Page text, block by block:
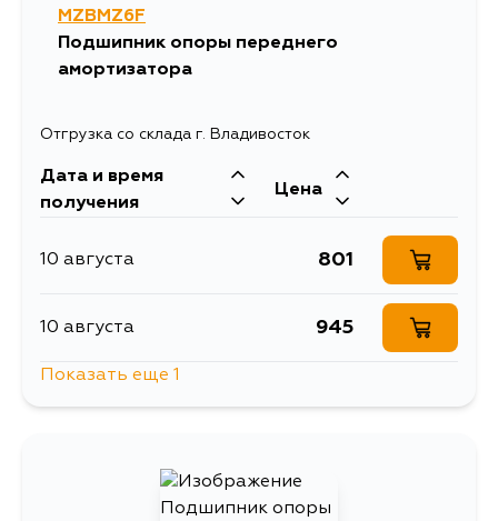
MZBMZ6F
Подшипник опоры переднего
амортизатора
Отгрузка со склада г. Владивосток
Дата и время
получения
Цена
10 августа 801
10 августа 945
Показать еще 1